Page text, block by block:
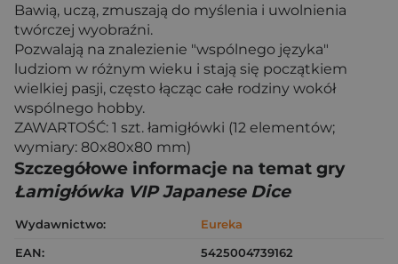
Bawią, uczą, zmuszają do myślenia i uwolnienia
twórczej wyobraźni.
Pozwalają na znalezienie "wspólnego języka"
ludziom w różnym wieku i stają się początkiem
wielkiej pasji, często łącząc całe rodziny wokół
wspólnego hobby.
ZAWARTOŚĆ: 1 szt. łamigłówki (12 elementów;
wymiary: 80x80x80 mm)
Szczegółowe informacje na temat gry
Łamigłówka VIP Japanese Dice
Wydawnictwo:
Eureka
EAN:
5425004739162